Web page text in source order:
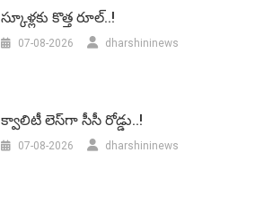
స్కూళ్లకు కొత్త రూల్..!
07-08-2026 dharshininews
క్వాలిటీ లెస్‌గా సీసీ రోడ్డు..!
07-08-2026 dharshininews